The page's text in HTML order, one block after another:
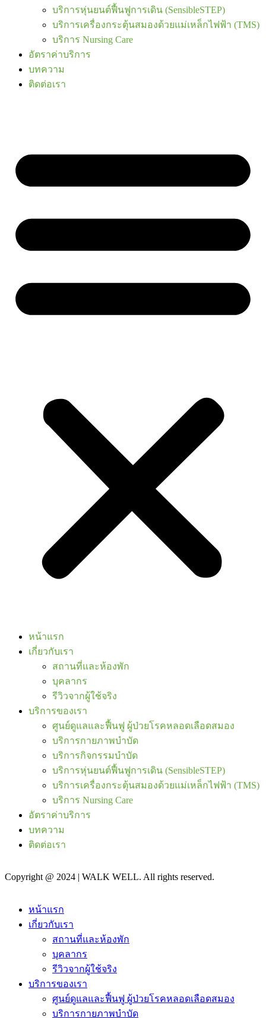
บริการหุ่นยนต์ฟื้นฟูการเดิน (SensibleSTEP)
บริการเครื่องกระตุ้นสมองด้วยแม่เหล็กไฟฟ้า (TMS)
บริการ Nursing Care
อัตราค่าบริการ
บทความ
ติดต่อเรา
หน้าแรก
เกี่ยวกับเรา
สถานที่และห้องพัก
บุคลากร
รีวิวจากผู้ใช้จริง
บริการของเรา
ศูนย์ดูแลและฟื้นฟู ผู้ป่วยโรคหลอดเลือดสมอง
บริการกายภาพบำบัด
บริการกิจกรรมบำบัด
บริการหุ่นยนต์ฟื้นฟูการเดิน (SensibleSTEP)
บริการเครื่องกระตุ้นสมองด้วยแม่เหล็กไฟฟ้า (TMS)
บริการ Nursing Care
อัตราค่าบริการ
บทความ
ติดต่อเรา
Copyright @ 2024 | WALK WELL. All rights reserved.
หน้าแรก
เกี่ยวกับเรา
สถานที่และห้องพัก
บุคลากร
รีวิวจากผู้ใช้จริง
บริการของเรา
ศูนย์ดูแลและฟื้นฟู ผู้ป่วยโรคหลอดเลือดสมอง
บริการกายภาพบำบัด